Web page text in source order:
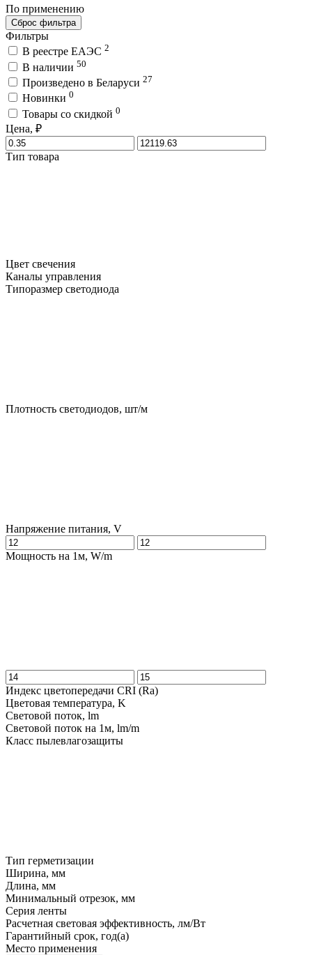
По применению
Сброс фильтра
Фильтры
В реестре ЕАЭС 2
В наличии 50
Произведено в Беларуси 27
Новинки 0
Товары со скидкой 0
Цена, ₽
Тип товара
Цвет свечения
Каналы управления
Типоразмер светодиода
Плотность светодиодов, шт/м
Напряжение питания, V
Мощность на 1м, W/m
Индекс цветопередачи CRI (Ra)
Цветовая температура, K
Световой поток, lm
Световой поток на 1м, lm/m
Класс пылевлагозащиты
Тип герметизации
Ширина, мм
Длина, мм
Минимальный отрезок, мм
Серия ленты
Расчетная световая эффективность, лм/Вт
Гарантийный срок, год(а)
Место применения